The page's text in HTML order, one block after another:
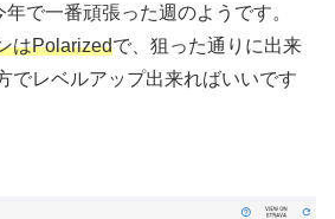
で一番頑張った週のようです。
はPolarizedで、狙った通りに出来
でレベルアップ出来ればいいです